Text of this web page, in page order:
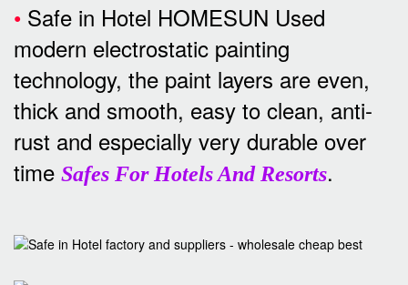
• Safe in Hotel HOMESUN Used
modern electrostatic painting
technology, the paint layers are even,
thick and smooth, easy to clean, anti-
rust and especially very durable over
time Safes For Hotels And Resorts.